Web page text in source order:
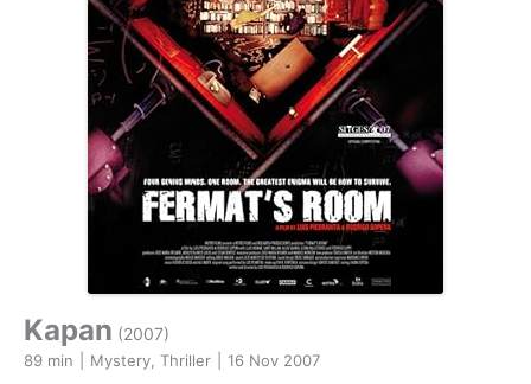
Kapan (2007)
89 min Mystery, Thriller 16 Nov 2007